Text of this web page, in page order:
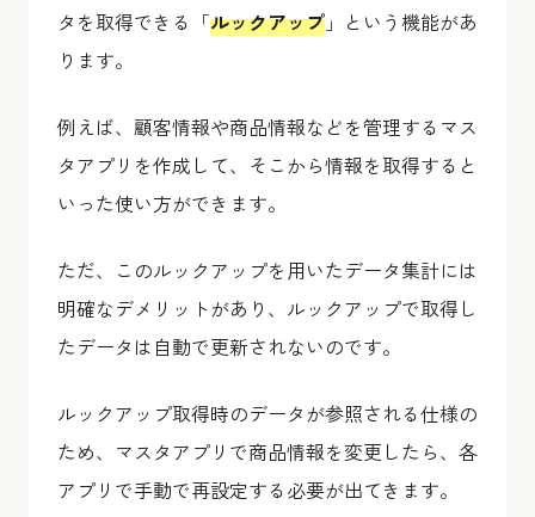
タを取得できる「ルックアップ 」という機能があ
ります。
例えば、顧客情報や商品情報などを管理するマス
タアプリを作成して、そこから情報を取得すると
いった使い方ができます。
ただ、このルックアップを用いたデータ集計には
明確なデメリットがあり、ルックアップで取得し
たデータは自動で更新されないのです。
ルックアップ取得時のデータが参照される仕様の
ため、マスタアプリで商品情報を変更したら、各
アプリで手動で再設定する必要が出てきます。